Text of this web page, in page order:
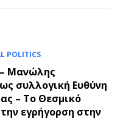
POLITICS
Μανώλης
συλλογική Ευθύνη
– Το Θεσμικό
εγρήγορση στην